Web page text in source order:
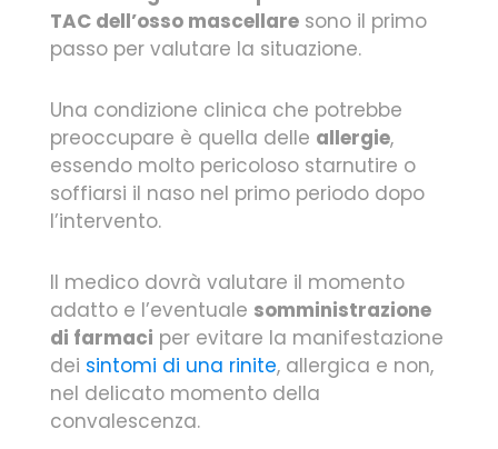
TAC dell’osso mascellare sono il primo
passo per valutare la situazione.
Una condizione clinica che potrebbe
preoccupare è quella delle allergie,
essendo molto pericoloso starnutire o
soffiarsi il naso nel primo periodo dopo
l’intervento.
Il medico dovrà valutare il momento
adatto e l’eventuale somministrazione
di farmaci per evitare la manifestazione
dei sintomi di una rinite, allergica e non,
nel delicato momento della
convalescenza.